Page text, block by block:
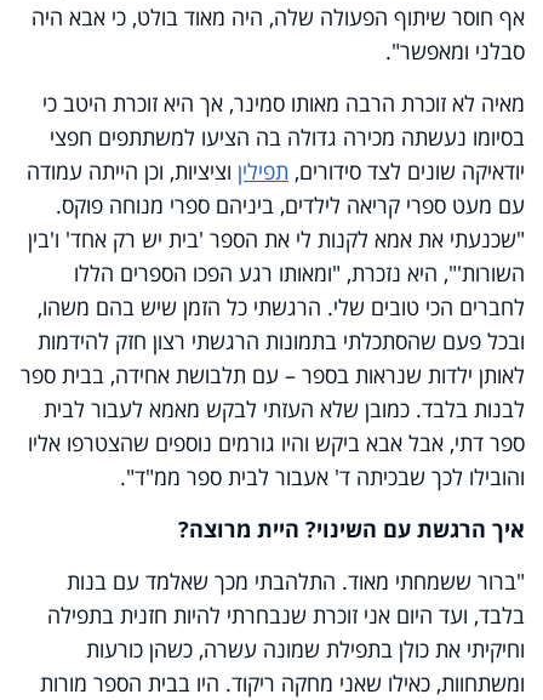
אף חוסר שיתוף הפעולה שלה, היה מאוד בולט, כי אבא היה
סבלני ומאפשר".
מאיה לא זוכרת הרבה מאותו סמינר, אך היא זוכרת היטב כי
בסיומו נעשתה מכירה גדולה בה הציעו למשתתפים חפצי
יודאיקה שונים לצד סידורים, תפילין וציציות, וכן הייתה עמודה
עם מעט ספרי קריאה לילדים, ביניהם ספרי מנוחה פוקס.
"שכנעתי את אמא לקנות לי את הספר 'בית יש רק אחד' ו'בין
השורות'", היא נזכרת, "ומאותו רגע הפכו הספרים הללו
לחברים הכי טובים שלי. הרגשתי כל הזמן שיש בהם משהו,
ובכל פעם שהסתכלתי בתמונות הרגשתי רצון חזק להידמות
לאותן ילדות שנראות בספר – עם תלבושת אחידה, בבית ספר
לבנות בלבד. כמובן שלא העזתי לבקש מאמא לעבור לבית
ספר דתי, אבל אבא ביקש והיו גורמים נוספים שהצטרפו אליו
והובילו לכך שבכיתה ד' אעבור לבית ספר ממ"ד".
איך הרגשת עם השינוי? היית מרוצה?
"ברור ששמחתי מאוד. התלהבתי מכך שאלמד עם בנות
בלבד, ועד היום אני זוכרת שנבחרתי להיות חזנית בתפילה
וחיקיתי את כולן בתפילת שמונה עשרה, כשהן כורעות
ומשתחוות, כאילו שאני מחקה ריקוד. היו בבית הספר מורות